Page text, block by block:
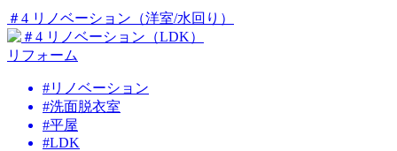
＃4 リノベーション（洋室/水回り）
リフォーム
#リノベーション
#洗面脱衣室
#平屋
#LDK